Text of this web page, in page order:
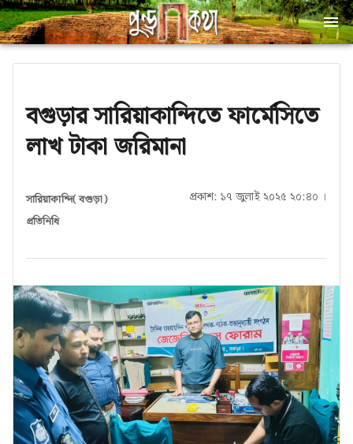
বগুড়ার সারিয়াকান্দিতে ফার্মেসিতে
লাখ টাকা জরিমানা
সারিয়াকান্দি( বগুড়া)
প্রতিনিধি
প্রকাশ: ১৭ জুলাই ২০২৫ ২০:৪০ ।